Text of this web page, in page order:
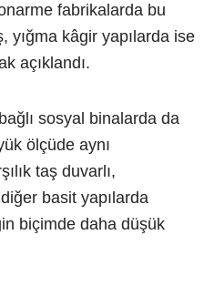
fabrikalarda bu
yığma kâgir yapılarda ise
açıklandı.
sosyal binalarda da
ölçüde aynı
taş duvarlı,
basit yapılarda
biçimde daha düşük